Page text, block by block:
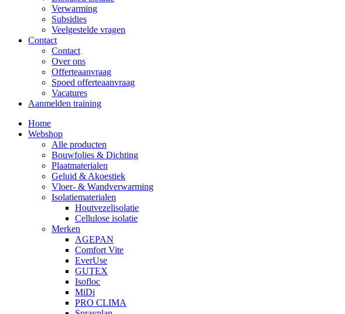
Verwarming
Subsidies
Veelgestelde vragen
Contact
Contact
Over ons
Offerteaanvraag
Spoed offerteaanvraag
Vacatures
Aanmelden training
Home
Webshop
Alle producten
Bouwfolies & Dichting
Plaatmaterialen
Geluid & Akoestiek
Vloer- & Wandverwarming
Isolatiematerialen
Houtvezelisolatie
Cellulose isolatie
Merken
AGEPAN
Comfort Vite
EverUse
GUTEX
Isofloc
MiDi
PRO CLIMA